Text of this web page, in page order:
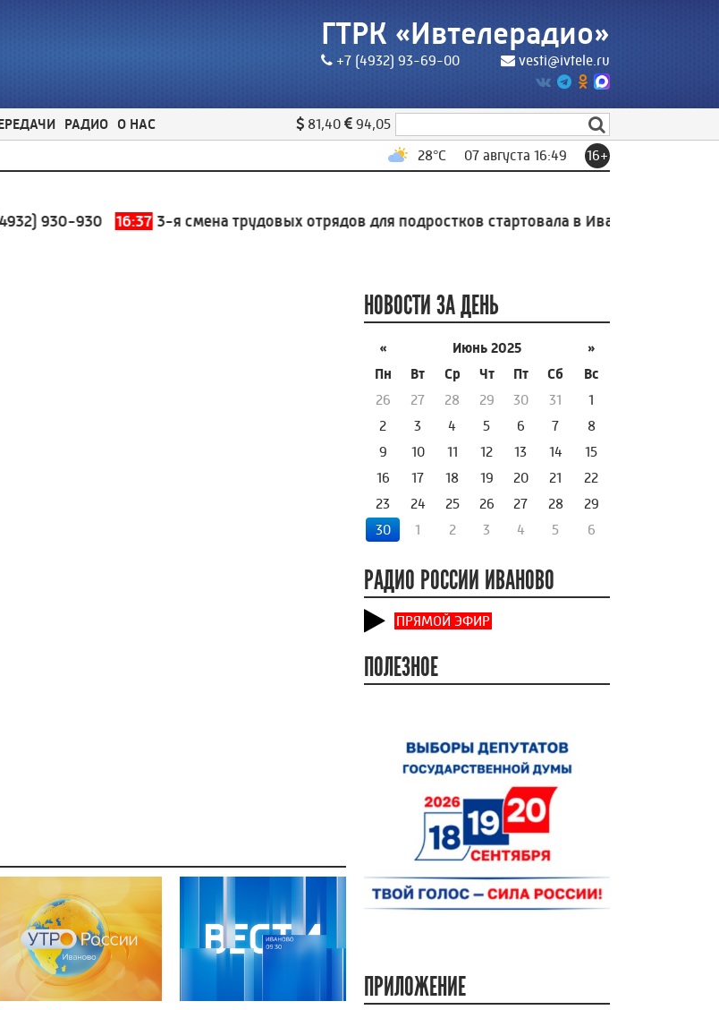
ГТРК «Ивтелерадио»
+7 (4932) 93-69-00 vesti@ivtele.ru
РАДИО О НАС 81,40
94,05
28°C 07 августа 16:49 16+
930-930 16:37 3-я смена трудовых отрядов для подростков стартовала в Иванове
НОВОСТИ ЗА ДЕНЬ
« Июнь 2025
»
Пн
Вт Ср Чт Пт Сб
Вс
26
27 28 29 30 31
1
2
3 4 5 6 7
8
9
10 11 12 13 14
15
16
17 18 19 20 21
22
23
24 25 26 27 28
29
30
1 2 3 4 5 6
РАДИО РОССИИ ИВАНОВО
ПРЯМОЙ ЭФИР
ПОЛЕЗНОЕ
ПРИЛОЖЕНИЕ